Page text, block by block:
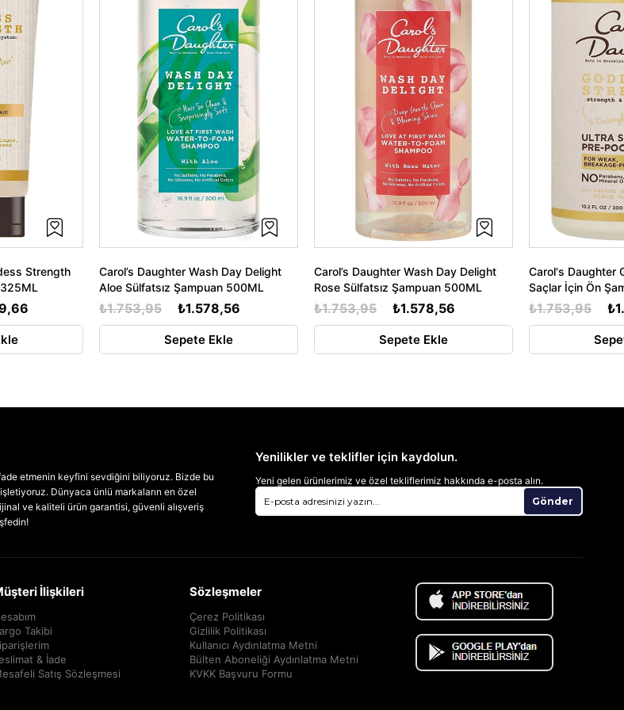
Strength
Carol’s Daughter Wash Day Delight
Aloe Sülfatsız Şampuan 500ML
₺1.578,56
₺1.753,95
Sepete Ekle
Carol’s Daughter Wash Day Delight
Rose Sülfatsız Şampuan 500ML
₺1.578,56
₺1.753,95
Sepete Ekle
Carol's Daughter
Saçlar İçin Ön
₺1.753,95
etmenin keyfini sevdiğini biliyoruz. Bizde bu
Dünyaca ünlü markaların en özel
ve kaliteli ürün garantisi, güvenli alışveriş
Yenilikler ve teklifler için kaydolun.
Yeni gelen ürünlerimiz ve özel tekliflerimiz hakkında e-posta alın.
Gönder
İlişkileri
Takibi
& İade
Satış Sözleşmesi
Sözleşmeler
Çerez Politikası
Gizlilik Politikası
Kullanıcı Aydınlatma Metni
Bülten Aboneliği Aydınlatma Metni
KVKK Başvuru Formu